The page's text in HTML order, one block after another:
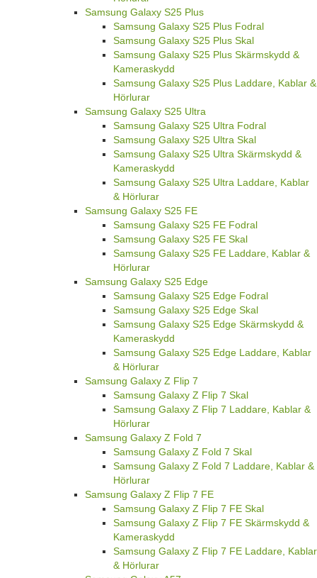
Samsung Galaxy S25 Plus
Samsung Galaxy S25 Plus Fodral
Samsung Galaxy S25 Plus Skal
Samsung Galaxy S25 Plus Skärmskydd &
Kameraskydd
Samsung Galaxy S25 Plus Laddare, Kablar &
Hörlurar
Samsung Galaxy S25 Ultra
Samsung Galaxy S25 Ultra Fodral
Samsung Galaxy S25 Ultra Skal
Samsung Galaxy S25 Ultra Skärmskydd &
Kameraskydd
Samsung Galaxy S25 Ultra Laddare, Kablar
& Hörlurar
Samsung Galaxy S25 FE
Samsung Galaxy S25 FE Fodral
Samsung Galaxy S25 FE Skal
Samsung Galaxy S25 FE Laddare, Kablar &
Hörlurar
Samsung Galaxy S25 Edge
Samsung Galaxy S25 Edge Fodral
Samsung Galaxy S25 Edge Skal
Samsung Galaxy S25 Edge Skärmskydd &
Kameraskydd
Samsung Galaxy S25 Edge Laddare, Kablar
& Hörlurar
Samsung Galaxy Z Flip 7
Samsung Galaxy Z Flip 7 Skal
Samsung Galaxy Z Flip 7 Laddare, Kablar &
Hörlurar
Samsung Galaxy Z Fold 7
Samsung Galaxy Z Fold 7 Skal
Samsung Galaxy Z Fold 7 Laddare, Kablar &
Hörlurar
Samsung Galaxy Z Flip 7 FE
Samsung Galaxy Z Flip 7 FE Skal
Samsung Galaxy Z Flip 7 FE Skärmskydd &
Kameraskydd
Samsung Galaxy Z Flip 7 FE Laddare, Kablar
& Hörlurar